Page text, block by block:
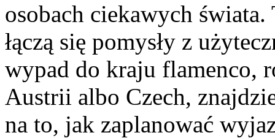
osobach ciekawych
łączą się pomysły z
wypad do kraju flamenco,
Austrii albo Czech,
na to, jak zaplanować